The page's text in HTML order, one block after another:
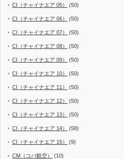
CI（チャイナエア 05） (50)
CI（チャイナエア 06） (50)
CI（チャイナエア 07） (50)
CI（チャイナエア 08） (50)
CI（チャイナエア 09） (50)
CI（チャイナエア 10） (50)
CI（チャイナエア 11） (50)
CI（チャイナエア 12） (50)
CI（チャイナエア 13） (50)
CI（チャイナエア 14） (58)
CI（チャイナエア 15） (9)
CM（コパ航空） (10)